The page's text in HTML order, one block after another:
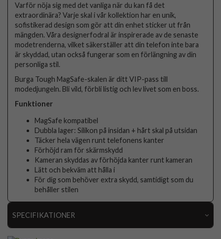
Varför nöja sig med det vanliga när du kan få det
extraordinära? Varje skal i vår kollektion har en unik,
sofistikerad design som gör att din enhet sticker ut från
mängden. Våra designerfodral är inspirerade av de senaste
modetrenderna, vilket säkerställer att din telefon inte bara
är skyddad, utan också fungerar som en förlängning av din
personliga stil.
Burga Tough MagSafe-skalen är ditt VIP-pass till
modedjungeln. Bli vild, förbli listig och lev livet som en boss.
Funktioner
MagSafe kompatibel
Dubbla lager: Silikon på insidan + hårt skal på utsidan
Täcker hela vägen runt telefonens kanter
Förhöjd ram för skärmskydd
Kameran skyddas av förhöjda kanter runt kameran
Lätt och bekväm att hålla i
För dig som behöver extra skydd, samtidigt som du
behåller stilen
SPECIFIKATIONER